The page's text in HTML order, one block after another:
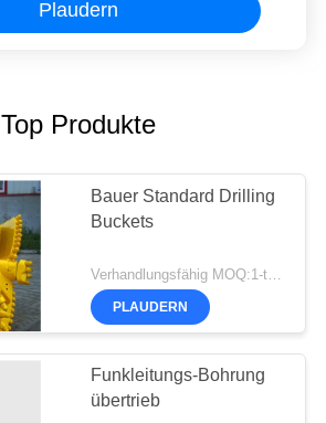
Plaudern
Top Produkte
Bauer Standard Drilling
Buckets
Verhandlungsfähig MOQ:1-teilig
PLAUDERN
Funkleitungs-Bohrung
übertrieb